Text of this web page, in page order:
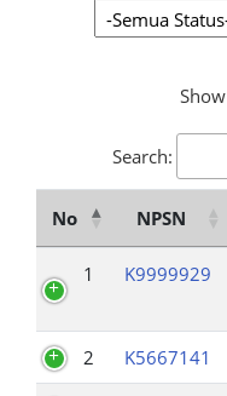
Show
Search:
No NPSN
1 K9999929
2 K5667141